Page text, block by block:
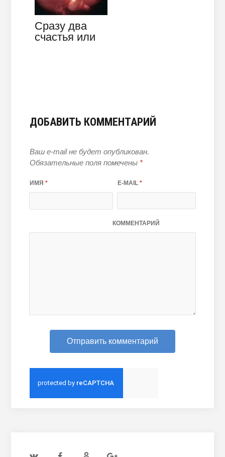
Сразу два
счастья или
ДОБАВИТЬ КОММЕНТАРИЙ
Ваш e-mail не будет опубликован.
Обязательные поля помечены *
ИМЯ * E-MAIL *
КОММЕНТАРИЙ